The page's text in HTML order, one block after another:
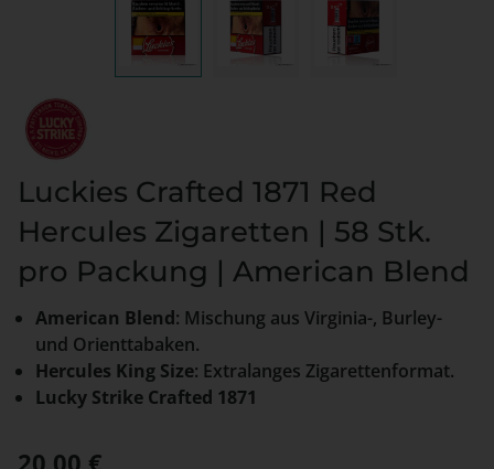
Luckies Crafted 1871 Red
Hercules Zigaretten | 58 Stk.
pro Packung | American Blend
American Blend: Mischung aus Virginia-, Burley-
und Orienttabaken.
Hercules King Size: Extralanges Zigarettenformat.
Lucky Strike Crafted 1871
Regulärer Preis: